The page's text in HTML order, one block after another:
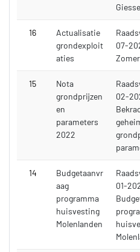
16
Actualisatie
grondexploit
aties
07-
15
Nota
grondprijzen
en
parameters
2022
02-
14
Budgetaanvr
aag
programma
huisvesting
Molenlanden
01-